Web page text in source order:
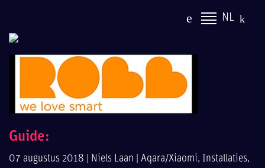
NL
Guide:
07 augustus 2018 | Niels Laan Aqara/Xiaomi, Installaties,